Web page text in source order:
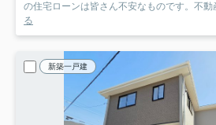
の住宅ローンは皆さん不安なものです。不動
る
新築一戸建